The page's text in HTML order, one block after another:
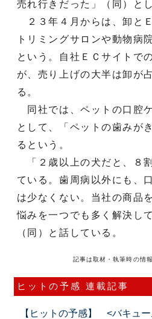
売れ行きだった」（同）と
２３年４月からは、卸と
トリミングサロンや動物病
という。自社ＥＣサイトで
が、売り上げの大半は卸が
る。
同社では、ペットの口腔
として、「ペットの歯みが
るという。
「２歳以上の犬だと、８
ている。歯周病以外にも、
は少なくない。当社の商品
悩みを一つでも多く解決し
（同）と話している。
記事は取材・執筆時の情
ヒットの予感 連載記事
【ヒットの予感】 <バキュ